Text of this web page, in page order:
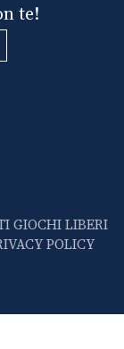
te!
GIOCHI LIBERI
POLICY